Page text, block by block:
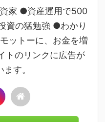
家 ●資産運用で500
資の猛勉強 ●わかり
ットーに、お金を増
トのリンクに広告が
す。